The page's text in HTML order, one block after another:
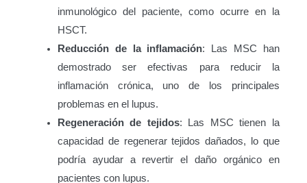
inmunológico del paciente, como ocurre en la
HSCT.
Reducción de la inflamación: Las MSC han
demostrado ser efectivas para reducir la
inflamación crónica, uno de los principales
problemas en el lupus.
Regeneración de tejidos: Las MSC tienen la
capacidad de regenerar tejidos dañados, lo que
podría ayudar a revertir el daño orgánico en
pacientes con lupus.